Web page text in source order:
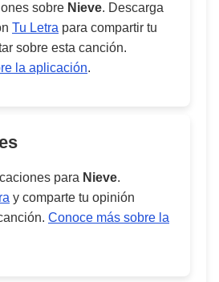
sobre Nieve. Descarga
Tu Letra para compartir tu
sobre esta canción.
la aplicación.
para Nieve.
y comparte tu opinión
Conoce más sobre la